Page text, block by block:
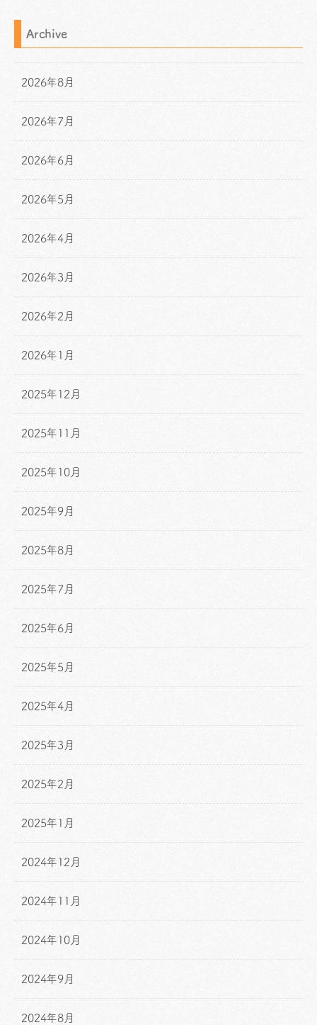
Archive
2026年8月
2026年7月
2026年6月
2026年5月
2026年4月
2026年3月
2026年2月
2026年1月
2025年12月
2025年11月
2025年10月
2025年9月
2025年8月
2025年7月
2025年6月
2025年5月
2025年4月
2025年3月
2025年2月
2025年1月
2024年12月
2024年11月
2024年10月
2024年9月
2024年8月